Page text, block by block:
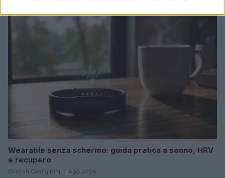
Wearable senza schermo: guida pratica a sonno, HRV
e recupero
Cristian Castiglioni · 1 Ago 2026